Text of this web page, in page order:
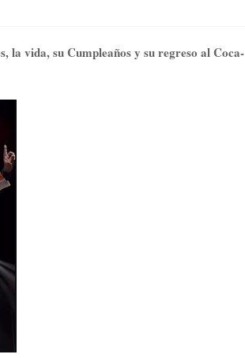
la vida, su Cumpleaños y su regreso al Coca-